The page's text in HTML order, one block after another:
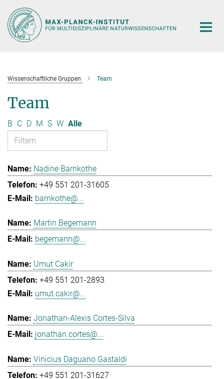
Hauptinhalt
Wissenschaftliche Gruppen Team
Team
B C D M S W Alle
Nadine Barnkothe
+49 551 201-31605
barnkothe@...
Martin Begemann
begemann@...
Umut Cakir
+49 551 201-2893
umut.cakir@...
Jonathan-Alexis Cortes-Silva
jonathan.cortes@...
Vinicius Daguano Gastaldi
+49 551 201-31627